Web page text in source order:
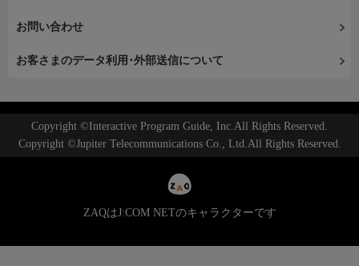
お問い合わせ
お客さまのデータ利用･外部送信について
Copyright ©Interactive Program Guide, Inc.All Rights Reserved.
Copyright ©Jupiter Telecommunications Co., Ltd.All Rights Reserved.
ZAQはJ:COM NETのキャラクターです